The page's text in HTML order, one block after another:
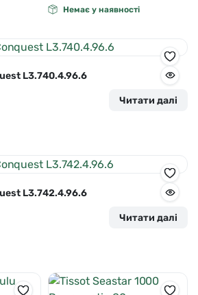
Немає у наявності
L3.740.4.96.6
Читати далі
L3.742.4.96.6
Читати далі